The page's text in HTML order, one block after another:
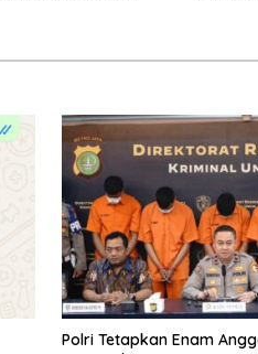
Polri Tetapkan Enam